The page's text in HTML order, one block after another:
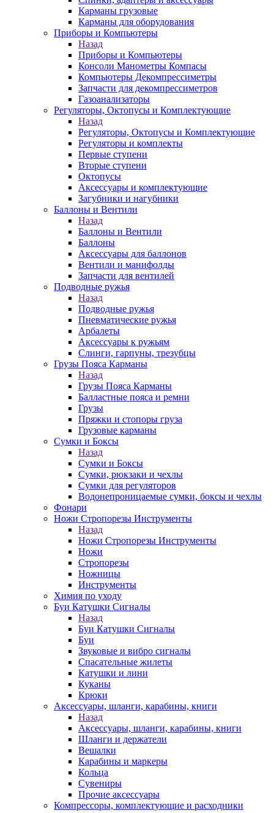
Карманы грузовые
Карманы для оборудования
Приборы и Компьютеры
Назад
Приборы и Компьютеры
Консоли Манометры Компасы
Компьютеры Декомпрессиметры
Запчасти для декомпрессиметров
Газоанализаторы
Регуляторы, Октопусы и Комплектующие
Назад
Регуляторы, Октопусы и Комплектующие
Регуляторы и комплекты
Первые ступени
Вторые ступени
Октопусы
Аксессуары и комплектующие
Загубники и нагубники
Баллоны и Вентили
Назад
Баллоны и Вентили
Баллоны
Аксессуары для баллонов
Вентили и манифолды
Запчасти для вентилей
Подводные ружья
Назад
Подводные ружья
Пневматические ружья
Арбалеты
Аксессуары к ружьям
Слинги, гарпуны, трезубцы
Грузы Пояса Карманы
Назад
Грузы Пояса Карманы
Балластные пояса и ремни
Грузы
Пряжки и стопоры груза
Грузовые карманы
Сумки и Боксы
Назад
Сумки и Боксы
Сумки, рюкзаки и чехлы
Сумки для регуляторов
Водонепроницаемые сумки, боксы и чехлы
Фонари
Ножи Стропорезы Инструменты
Назад
Ножи Стропорезы Инструменты
Ножи
Стропорезы
Ножницы
Инструменты
Химия по уходу
Буи Катушки Сигналы
Назад
Буи Катушки Сигналы
Буи
Звуковые и вибро сигналы
Спасательные жилеты
Катушки и лини
Куканы
Крюки
Аксессуары, шланги, карабины, книги
Назад
Аксессуары, шланги, карабины, книги
Шланги и держатели
Вешалки
Карабины и маркеры
Кольца
Сувениры
Прочие аксессуары
Компрессоры, комплектующие и расходники